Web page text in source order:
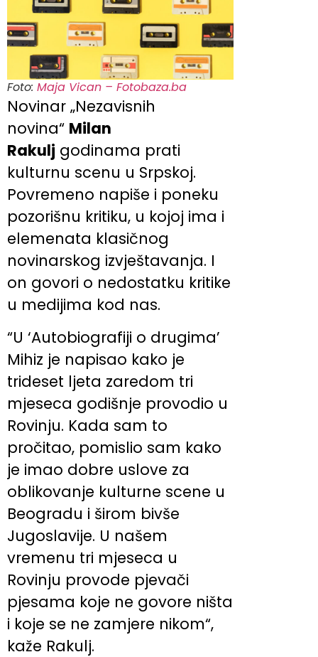
Foto: Maja Vican – Fotobaza.ba
Novinar „Nezavisnih
novina“ Milan
Rakulj godinama prati
kulturnu scenu u Srpskoj.
Povremeno napiše i poneku
pozorišnu kritiku, u kojoj ima i
elemenata klasičnog
novinarskog izvještavanja. I
on govori o nedostatku kritike
u medijima kod nas.
“U ‘Autobiografiji o drugima’
Mihiz je napisao kako je
trideset ljeta zaredom tri
mjeseca godišnje provodio u
Rovinju. Kada sam to
pročitao, pomislio sam kako
je imao dobre uslove za
oblikovanje kulturne scene u
Beogradu i širom bivše
Jugoslavije. U našem
vremenu tri mjeseca u
Rovinju provode pjevači
pjesama koje ne govore ništa
i koje se ne zamjere nikom“,
kaže Rakulj.